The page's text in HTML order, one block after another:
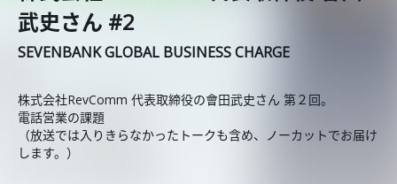
武史さん #2
SEVENBANK GLOBAL BUSINESS CHARGE
株式会社RevComm 代表取締役の會田武史さん 第２回。
電話営業の課題
（放送では入りきらなかったトークも含め、ノーカットでお届け
します。）